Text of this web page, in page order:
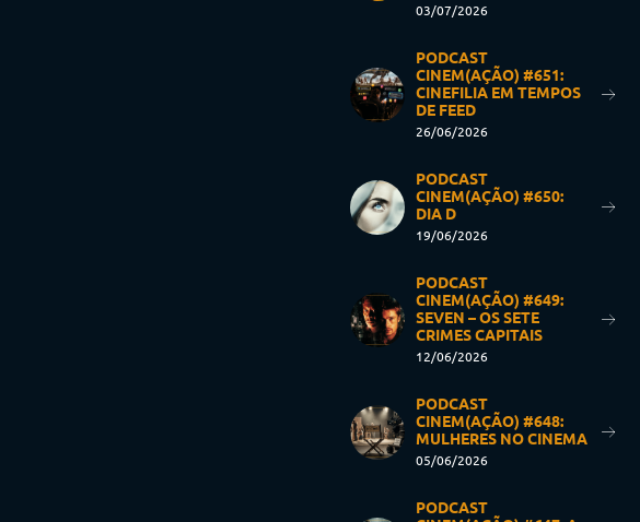
03/07/2026
PODCAST
CINEM(AÇÃO) #651:
CINEFILIA EM TEMPOS
DE FEED
26/06/2026
PODCAST
CINEM(AÇÃO) #650:
DIA D
19/06/2026
PODCAST
CINEM(AÇÃO) #649:
SEVEN – OS SETE
CRIMES CAPITAIS
12/06/2026
PODCAST
CINEM(AÇÃO) #648:
MULHERES NO CINEMA
05/06/2026
PODCAST